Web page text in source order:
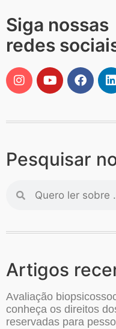
Siga nossas
redes
Pesquisar
Artigos
Avaliação
conheça os direitos
reservadas para